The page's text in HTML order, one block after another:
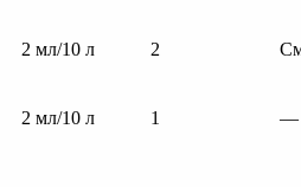
2 мл/10 л 2
2 мл/10 л 1 —